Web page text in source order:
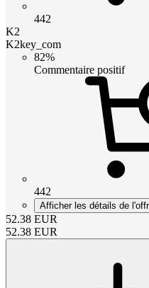
442
K2
K2key_com
82%
Commentaire positif
442
Afficher les détails de
52.38 EUR
52.38 EUR